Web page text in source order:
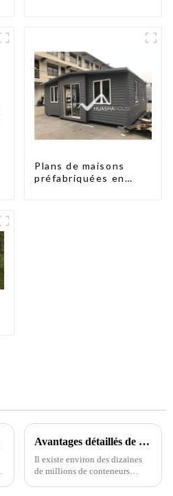
Plans de maisons
préfabriquées en
Avantages détaillés de la modification des conteneurs
Il existe environ des dizaines
de millions de conteneurs